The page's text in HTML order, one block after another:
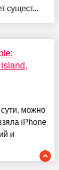
сущест...
можно
iPhone
и